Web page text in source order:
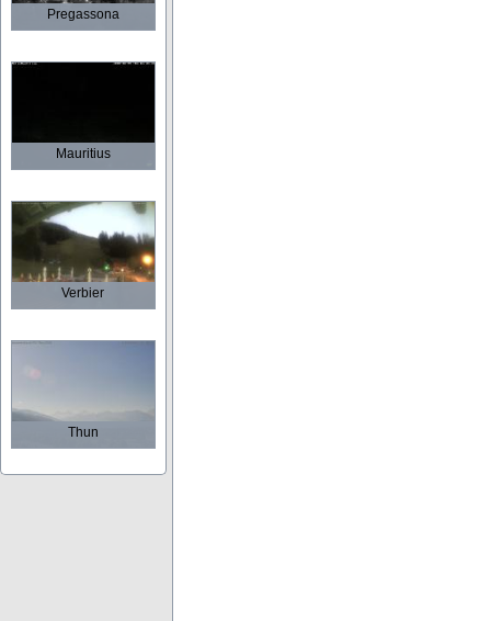
Pregassona
Mauritius
Verbier
Thun